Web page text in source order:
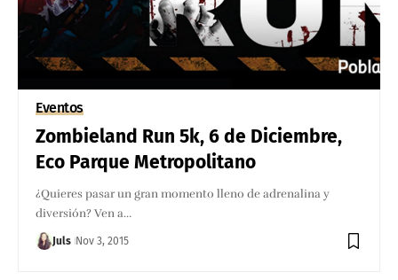
Eventos
Zombieland Run 5k, 6 de Diciembre,
Eco Parque Metropolitano
¿Quieres pasar un gran momento lleno de adrenalina y
diversión? Ven a…
Juls Nov 3, 2015